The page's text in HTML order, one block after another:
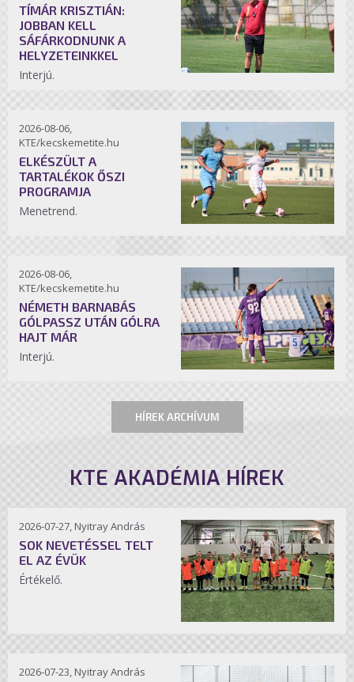
TÍMÁR KRISZTIÁN:
JOBBAN KELL
SÁFÁRKODNUNK A
HELYZETEINKKEL
Interjú.
2026-08-06,
KTE/kecskemetite.hu
ELKÉSZÜLT A
TARTALÉKOK ŐSZI
PROGRAMJA
Menetrend.
2026-08-06,
KTE/kecskemetite.hu
NÉMETH BARNABÁS
GÓLPASSZ UTÁN GÓLRA
HAJT MÁR
Interjú.
HÍREK ARCHÍVUM
KTE AKADÉMIA HÍREK
2026-07-27, Nyitray András
SOK NEVETÉSSEL TELT
EL AZ ÉVÜK
Értékelő.
2026-07-23, Nyitray András